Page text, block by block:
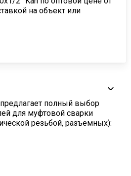
на объект или
полный выбор
для муфтовой сварки
резьбой, разъемных):